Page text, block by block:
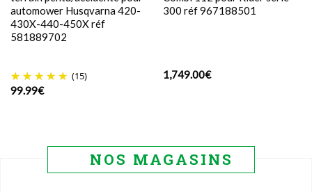
automower Husqvarna 420-
430X-440-450X réf
581889702
(15)
99.99€
300 réf 967188501
1,749.00€
NOS MAGASINS